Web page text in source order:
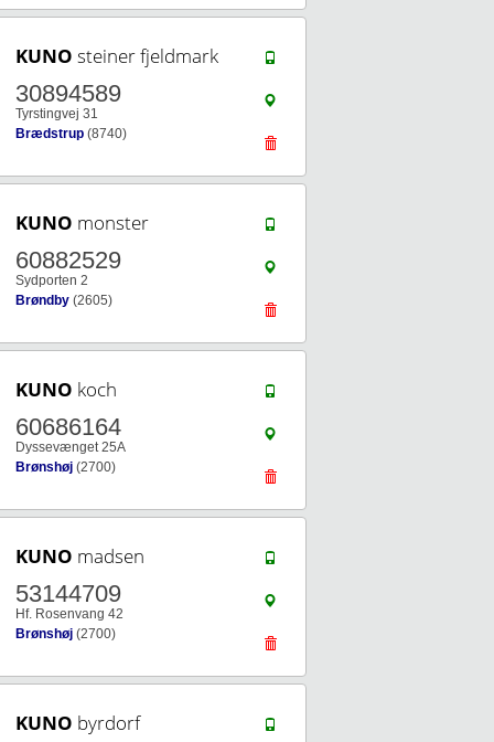
KUNO steiner fjeldmark
30894589
Tyrstingvej 31
Brædstrup (8740)
KUNO monster
60882529
Sydporten 2
Brøndby (2605)
KUNO koch
60686164
Dyssevænget 25A
Brønshøj (2700)
KUNO madsen
53144709
Hf. Rosenvang 42
Brønshøj (2700)
KUNO byrdorf